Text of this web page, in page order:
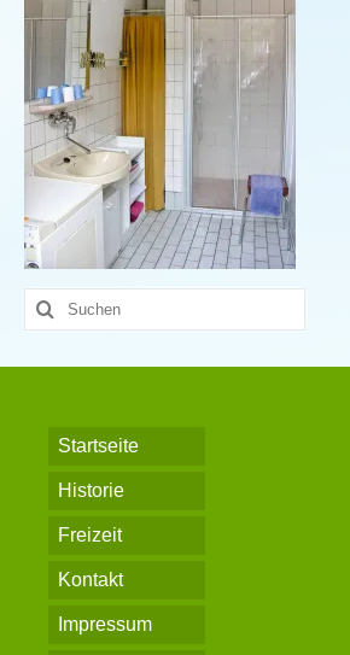
Suche
nach:
Startseite
Historie
Freizeit
Kontakt
Impressum